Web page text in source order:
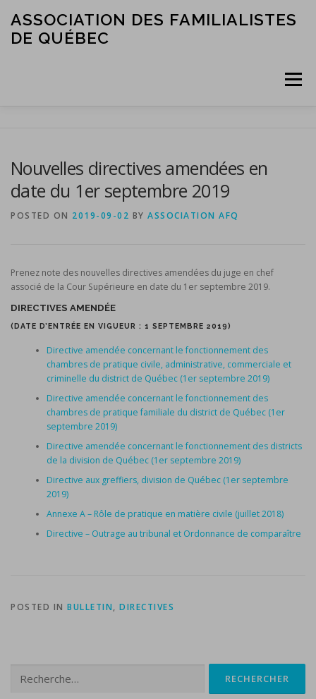
content
ASSOCIATION DES FAMILIALISTES
DE QUÉBEC
Menu
SERVICES ET RESSOURCES NOUS JOINDRE
Nouvelles directives amendées en
date du 1er septembre 2019
POSTED ON 2019-09-02 BY ASSOCIATION AFQ
Prenez note des nouvelles directives amendées du juge en chef
associé de la Cour Supérieure en date du 1er septembre 2019.
DIRECTIVES AMENDÉE
(DATE D’ENTRÉE EN VIGUEUR : 1 SEPTEMBRE 2019)
Directive amendée concernant le fonctionnement des
chambres de pratique civile, administrative, commerciale et
criminelle du district de Québec (1er septembre 2019)
Directive amendée concernant le fonctionnement des
chambres de pratique familiale du district de Québec (1er
septembre 2019)
Directive amendée concernant le fonctionnement des districts
de la division de Québec (1er septembre 2019)
Directive aux greffiers, division de Québec (1er septembre
2019)
Annexe A – Rôle de pratique en matière civile (juillet 2018)
Directive – Outrage au tribunal et Ordonnance de comparaître
POSTED IN BULLETIN, DIRECTIVES